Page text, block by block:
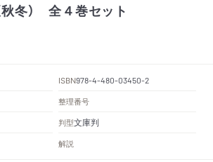
冬） 全４巻セット
ISBN978-4-480-03450-2
整理番号
判型文庫判
解説